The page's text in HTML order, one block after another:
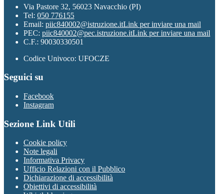
Via Pastore 32, 56023 Navacchio (PI)
Tel: 050 776155
Email: piic840002@istruzione.itLink per inviare una mail
PEC: piic840002@pec.istruzione.itLink per inviare una mail
C.F.: 90030330501
Codice Univoco: UFOCZE
Seguici su
Facebook
Instagram
Sezione Link Utili
Cookie policy
Note legali
Informativa Privacy
Ufficio Relazioni con il Pubblico
Dichiarazione di accessibilità
Obiettivi di accessibilità